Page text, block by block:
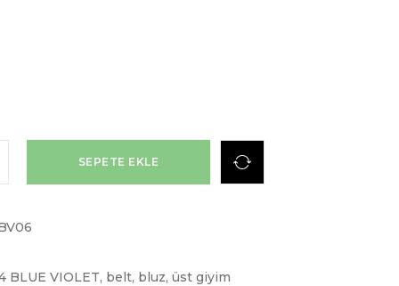
SEPETE EKLE
BLUE VIOLET, belt, bluz, üst giyim